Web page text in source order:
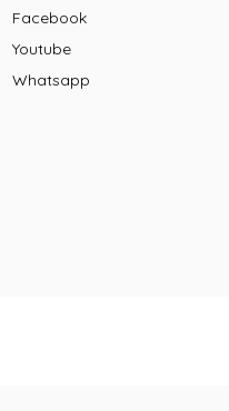
Facebook
Youtube
Whatsapp